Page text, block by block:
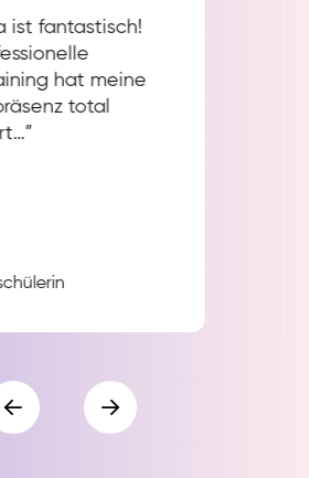
ist fantastisch!
hat meine
total